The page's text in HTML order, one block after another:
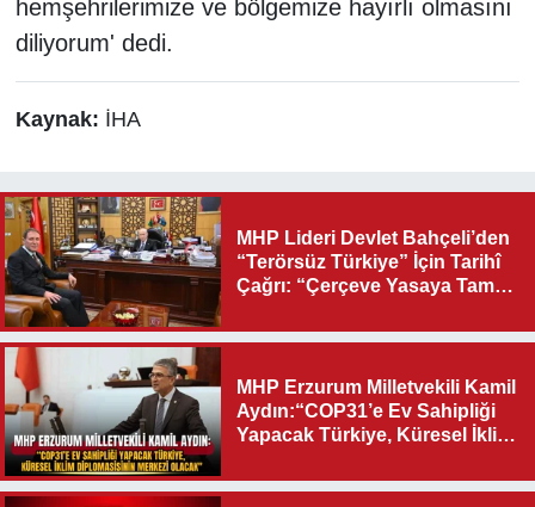
hemşehrilerimize ve bölgemize hayırlı olmasını
diliyorum' dedi.
Kaynak: İHA
MHP Lideri Devlet Bahçeli’den
“Terörsüz Türkiye” İçin Tarihî
Çağrı: “Çerçeve Yasaya Tam
MHP Erzurum Milletvekili Kamil
Aydın:“COP31’e Ev Sahipliği
Yapacak Türkiye, Küresel İklim
Olacak"